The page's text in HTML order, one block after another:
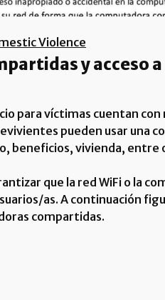
Violence
y acceso
para víctimas cuentan
pueden usar una
beneficios, vivienda, entre
que la red WiFi o la
as. A continuación
compartidas.